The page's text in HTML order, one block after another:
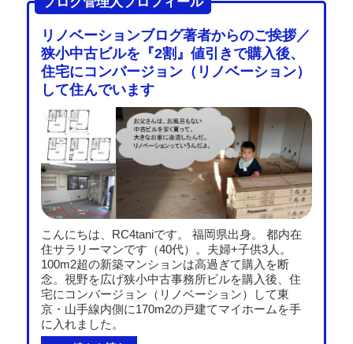
リノベーションブログ著者からのご挨拶／
狭小中古ビルを『2割』値引きで購入後、
住宅にコンバージョン（リノベーション）
して住んでいます
こんにちは、RC4taniです。 福岡県出身。 都内在
住サラリーマンです（40代）。夫婦+子供3人。
100m2超の新築マンションは高過ぎて購入を断
念。視野を広げ狭小中古事務所ビルを購入後、住
宅にコンバージョン（リノベーション）して東
京・山手線内側に170m2の戸建てマイホームを手
に入れました。